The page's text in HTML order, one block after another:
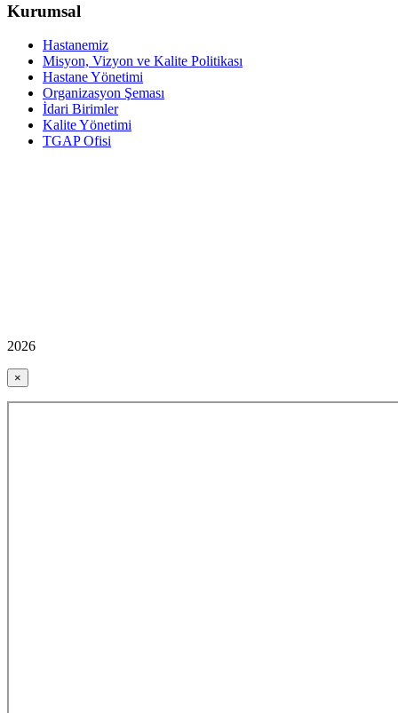
Kurumsal
Hastanemiz
Misyon, Vizyon ve Kalite Politikası
Hastane Yönetimi
Organizasyon Şeması
İdari Birimler
Kalite Yönetimi
TGAP Ofisi
2026
×